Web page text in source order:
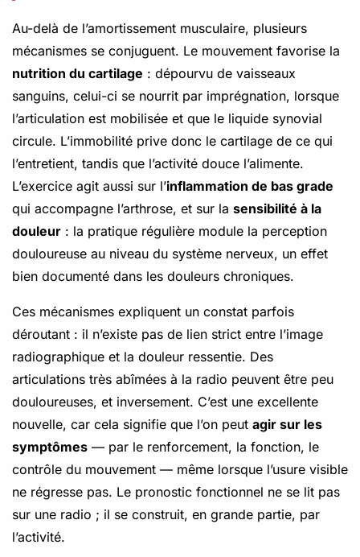
Au-delà de l’amortissement musculaire, plusieurs
mécanismes se conjuguent. Le mouvement favorise la
nutrition du cartilage : dépourvu de vaisseaux
sanguins, celui-ci se nourrit par imprégnation, lorsque
l’articulation est mobilisée et que le liquide synovial
circule. L’immobilité prive donc le cartilage de ce qui
l’entretient, tandis que l’activité douce l’alimente.
L’exercice agit aussi sur l’inflammation de bas grade
qui accompagne l’arthrose, et sur la sensibilité à la
douleur : la pratique régulière module la perception
douloureuse au niveau du système nerveux, un effet
bien documenté dans les douleurs chroniques.
Ces mécanismes expliquent un constat parfois
déroutant : il n’existe pas de lien strict entre l’image
radiographique et la douleur ressentie. Des
articulations très abîmées à la radio peuvent être peu
douloureuses, et inversement. C’est une excellente
nouvelle, car cela signifie que l’on peut agir sur les
symptômes — par le renforcement, la fonction, le
contrôle du mouvement — même lorsque l’usure visible
ne régresse pas. Le pronostic fonctionnel ne se lit pas
sur une radio ; il se construit, en grande partie, par
l’activité.